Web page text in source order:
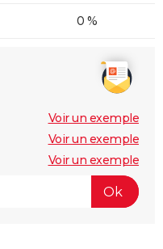
0 %
Voir un exemple
Voir un exemple
Voir un exemple